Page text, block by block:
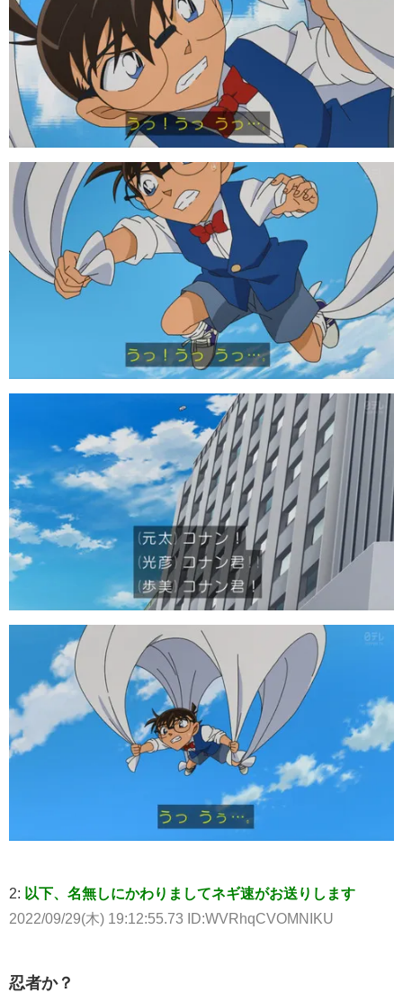
2: 以下、名無しにかわりましてネギ速がお送りします
2022/09/29(木) 19:12:55.73 ID:WVRhqCVOMNIKU
忍者か？